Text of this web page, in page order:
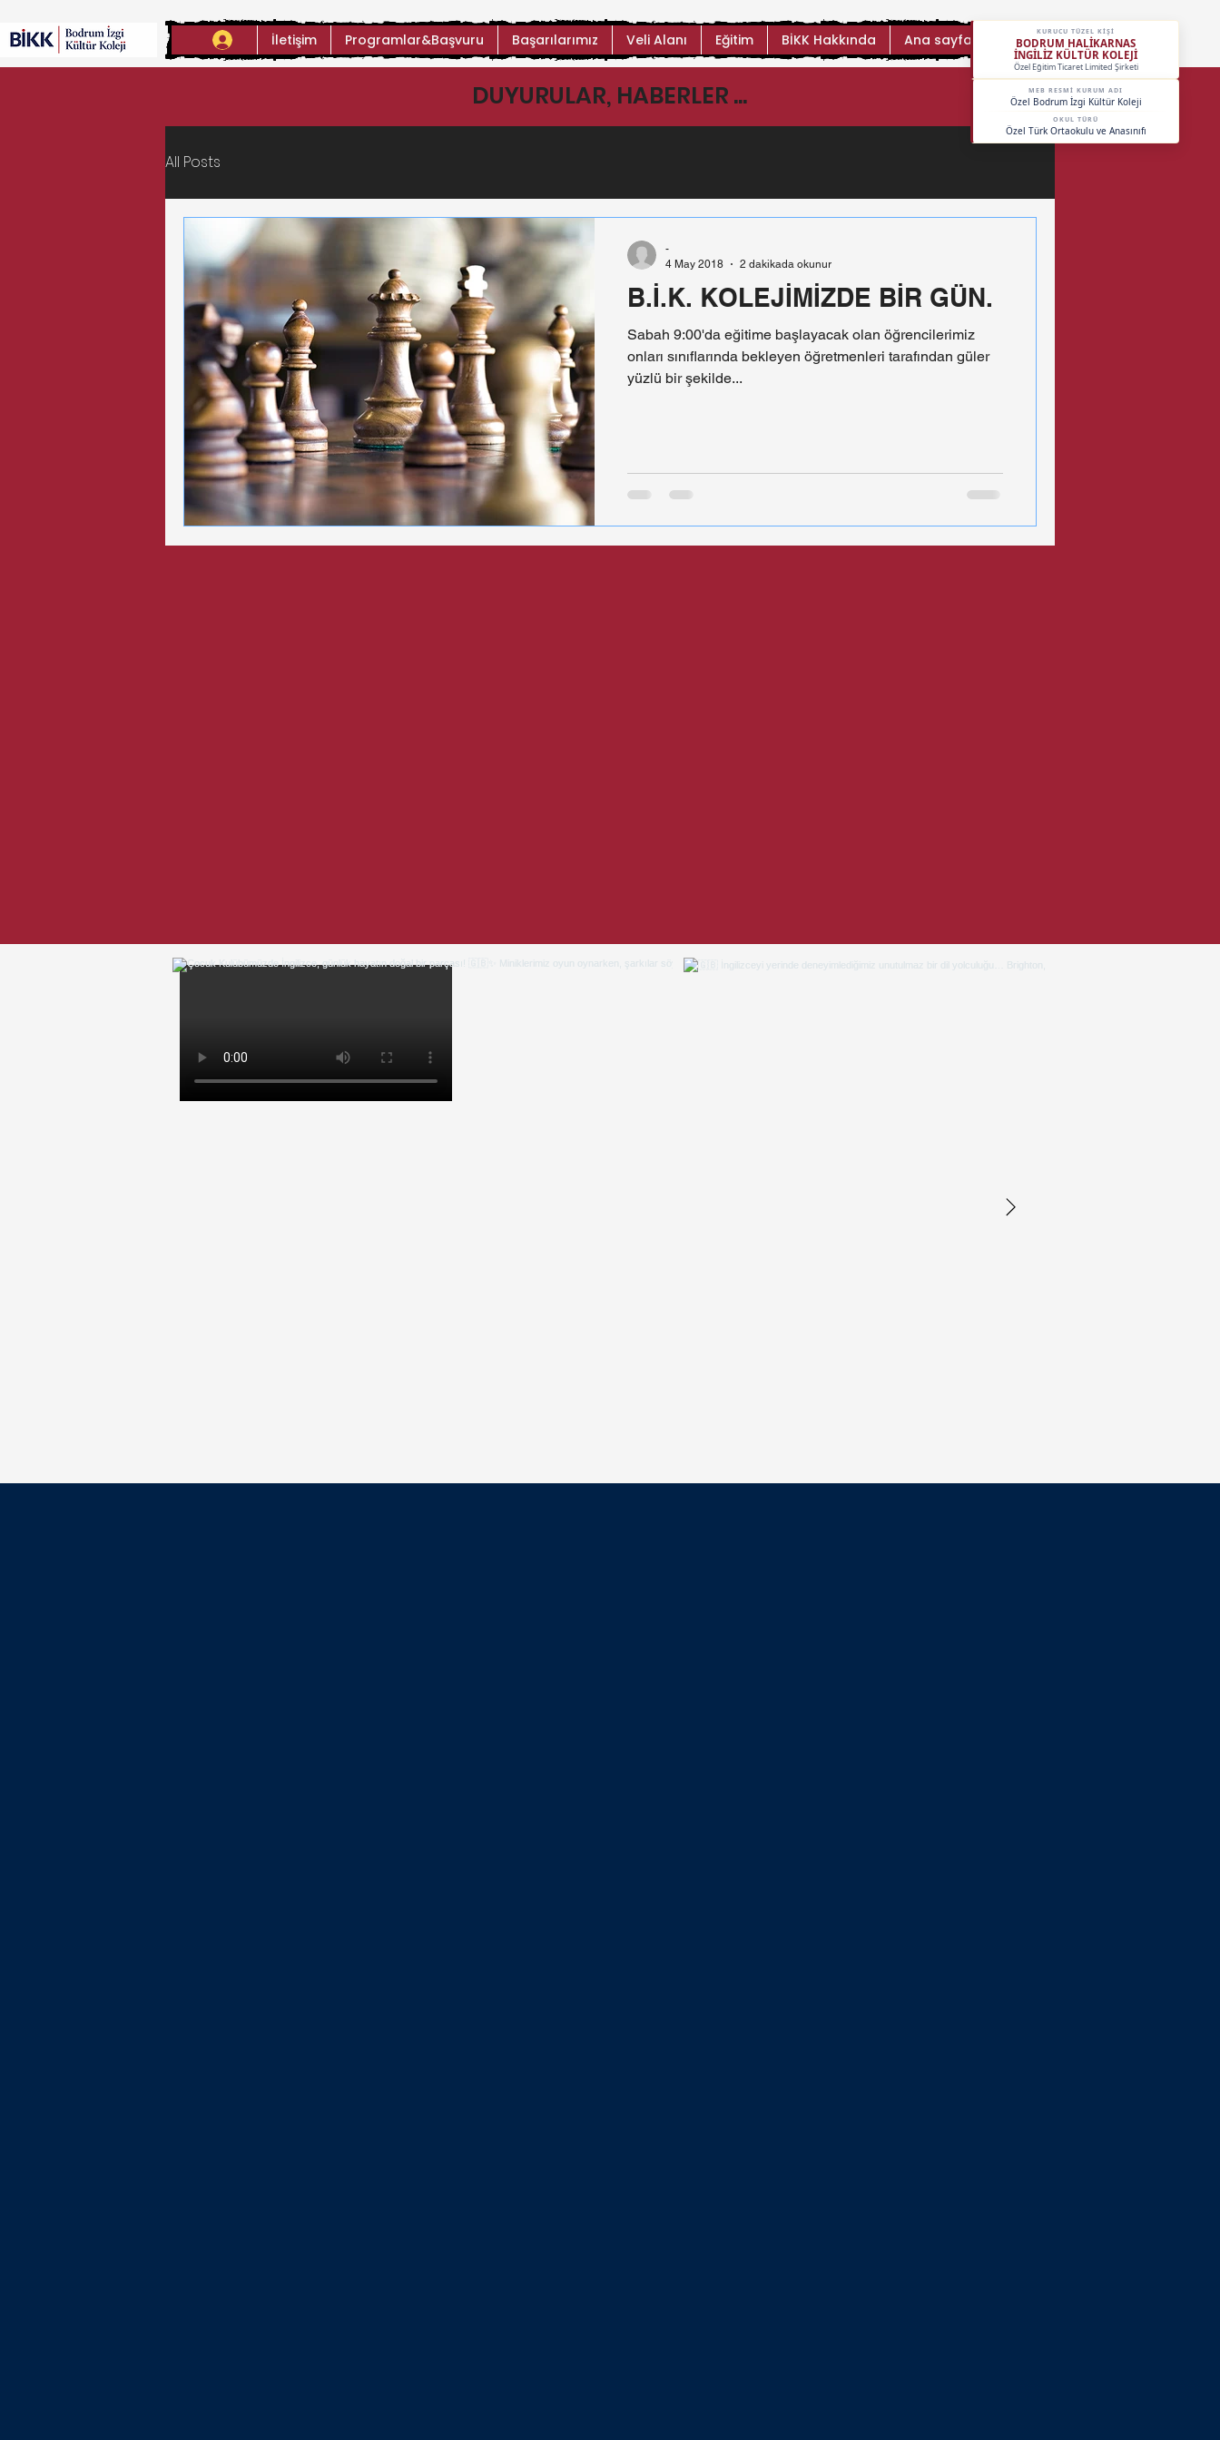
KURUCU TÜZEL KİŞİ
BODRUM HALİKARNAS
İNGİLİZ KÜLTÜR KOLEJİ
Özel Eğitim Ticaret Limited Şirketi
MEB RESMİ KURUM ADI
Özel Bodrum İzgi Kültür Koleji
OKUL TÜRÜ
Özel Türk Ortaokulu ve Anasınıfı
Ana sayfa
BİKK Hakkında
Eğitim
Veli Alanı
Başarılarımız
Programlar&Başvuru
İletişim
DUYURULAR, HABERLER ...
All Posts
B.İ.K. KOLEJİMİZDE BİR GÜN.
Sabah 9:00'da eğitime başlayacak olan öğrencilerimiz
onları sınıflarında bekleyen öğretmenleri tarafından güler
yüzlü bir şekilde...
-
4 May 2018
2 dakikada okunur